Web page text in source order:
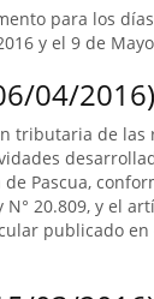
para los
y el 9 de
04/2016)
tributaria de las
Pascua,
20.809, y el
publicado